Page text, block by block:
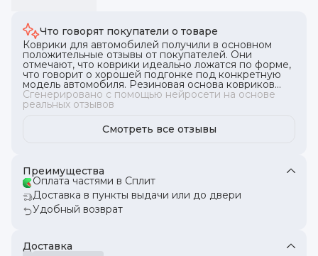
Что говорят покупатели о товаре
Коврики для автомобилей получили в основном
положительные отзывы от покупателей. Они
отмечают, что коврики идеально ложатся по форме,
что говорит о хорошей подгонке под конкретную
модель автомобиля. Резиновая основа ковриков
обеспечивает надежное крепление и устойчивость
к влаге и грязи. В целом, эти коврики подходят для
различных моделей автомобилей и обеспечивают
надежную защиту.
Сгенерировано с помощью нейросети на основе
реальных отзывов
Смотреть все отзывы
Преимущества
Оплата частями в Сплит
Доставка в пункты выдачи или до двери
Удобный возврат
Доставка